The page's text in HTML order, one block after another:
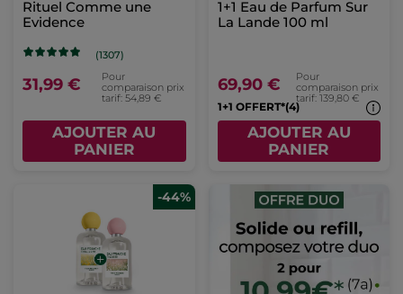
Rituel Comme une
Evidence
(1307)
31,99 €
Pour
comparaison prix
tarif: 54,89 €
AJOUTER AU
PANIER
1+1 Eau de Parfum Sur
La Lande 100 ml
69,90 €
Pour
comparaison prix
tarif: 139,80 €
1+1 OFFERT*(4)
AJOUTER AU
PANIER
-44%